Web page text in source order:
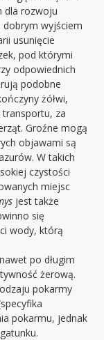
dla rozwoju
wyjściem
usunięcie
pod którymi
odpowiednich
podobne
żółwi,
za
Groźne mogą
objawami są
W takich
czystości
miejsc
jest także
się
wody, którą
po długim
żerową.
pokarmy
pokarmu, jednak